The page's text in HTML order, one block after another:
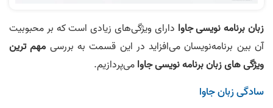
زبان برنامه نویسی جاوا دارای ویژگی‌های زیادی است که بر محبوبیت
آن بین برنامه‌نویسان می‌افزاید در این قسمت به بررسی مهم ترین
ویژگی های زبان برنامه نویسی جاوامی‌پردازیم.
سادگی زبان جاوا